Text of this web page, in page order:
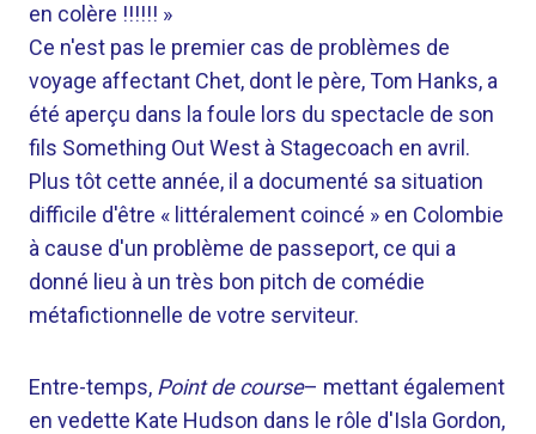
en colère !!!!!! »
Ce n'est pas le premier cas de problèmes de
voyage affectant Chet, dont le père, Tom Hanks, a
été aperçu dans la foule lors du spectacle de son
fils Something Out West à Stagecoach en avril.
Plus tôt cette année, il a documenté sa situation
difficile d'être « littéralement coincé » en Colombie
à cause d'un problème de passeport, ce qui a
donné lieu à un très bon pitch de comédie
métafictionnelle de votre serviteur.
Entre-temps, Point de course– mettant également
en vedette Kate Hudson dans le rôle d'Isla Gordon,